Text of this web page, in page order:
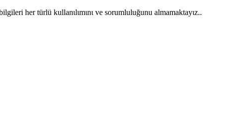
her türlü kullanιlιmιnι ve sorumluluğunu almamaktayιz..